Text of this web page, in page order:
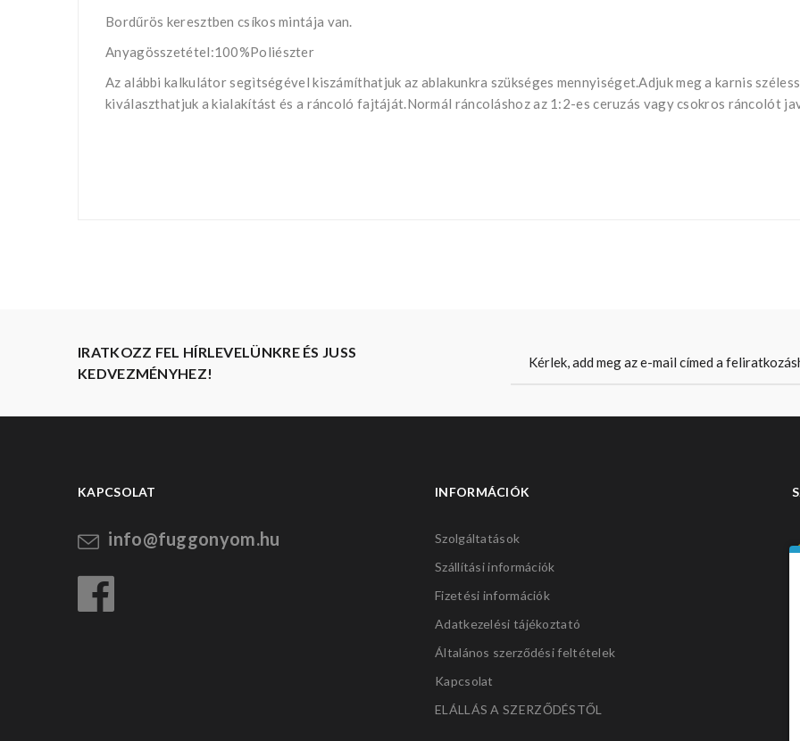
Bordűrös keresztben csíkos mintája van.
Anyagösszetétel:100%Poliészter
Az alábbi kalkulátor segìtségével kiszámíthatjuk az ablakunkra szükséges mennyiséget.Adjuk meg a karnis
kiválaszthatjuk a kialakítást és a ráncoló fajtáját.Normál ráncoláshoz az 1:2-es ceruzás vagy csokros ráncolót
IRATKOZZ FEL HÍRLEVELÜNKRE ÉS JUSS
KEDVEZMÉNYHEZ!
KAPCSOLAT
info@fuggonyom.hu
INFORMÁCIÓK
Szolgáltatások
Szállítási információk
Fizetési információk
Adatkezelési tájékoztató
Általános szerződési feltételek
Kapcsolat
ELÁLLÁS A SZERZŐDÉSTŐL